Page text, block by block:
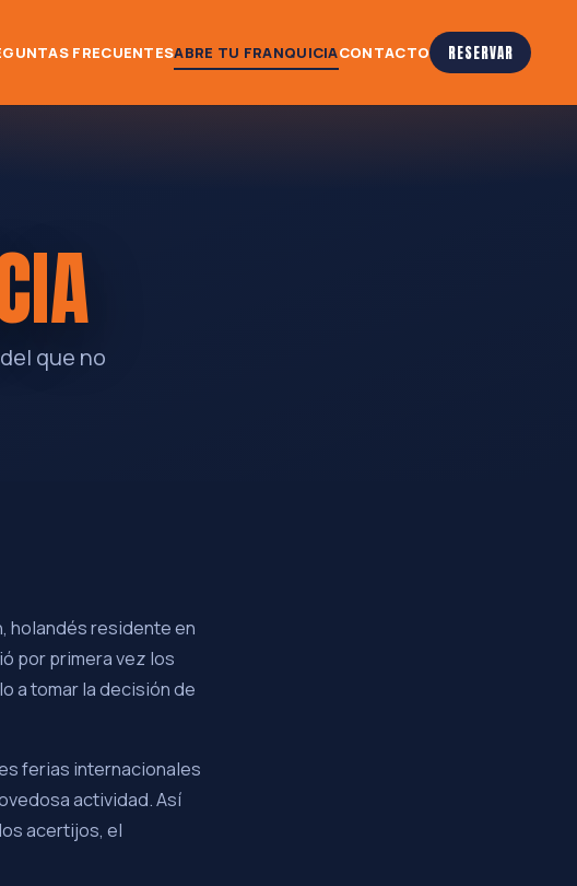
FRECUENTESABRE TU FRANQUICIACONTACTO RESERVAR
que no
holandés residente en
por primera vez los
a tomar la decisión de
ferias internacionales
actividad. Así
acertijos, el